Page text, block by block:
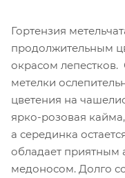
Гортензия
продолжительным
окрасом
метелки
цветения на
ярко-розовая
а серединка
обладает приятным
медоносом. Долго